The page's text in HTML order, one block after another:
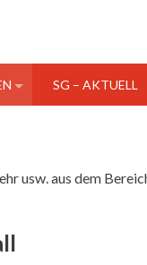
SG – AKTUELL
usw. aus dem